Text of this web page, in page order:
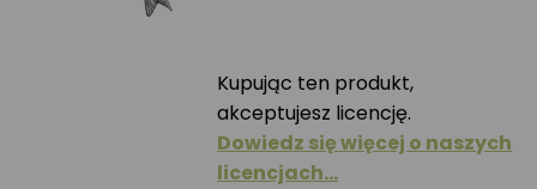
Kupując ten produkt,
akceptujesz licencję.
Dowiedz się więcej o naszych
licencjach…